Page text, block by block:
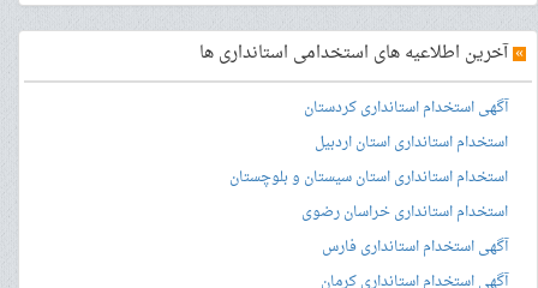
»آخرین اطلاعیه های استخدامی استانداری ها
آگهی استخدام استانداری کردستان
استخدام استانداری استان اردبیل
استخدام استانداری استان سیستان و بلوچستان
استخدام استانداری خراسان رضوی
آگهی استخدام استانداری فارس
آگهی استخدام استانداری کرمان